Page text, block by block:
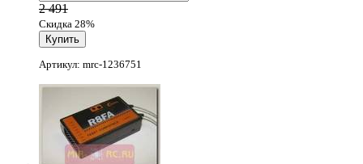
2 491
Скидка 28%
Артикул: mrc-1236751